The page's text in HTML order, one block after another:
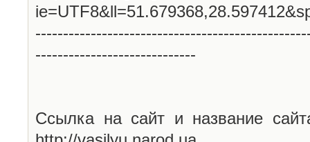
-----------------------------
Ссылка на сайт и название